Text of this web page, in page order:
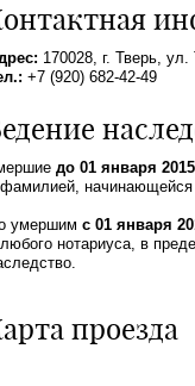
170028, г. Тверь,
+7 (920) 682-42-49
до 01 января
умершим с 01 января
нотариуса, в
проезда